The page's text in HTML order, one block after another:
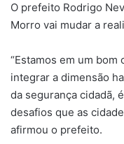
O prefeito Rodrigo
Morro vai mudar a
“Estamos em um bom
integrar a dimensão
da segurança cidadã,
desafios que as
afirmou o prefeito.